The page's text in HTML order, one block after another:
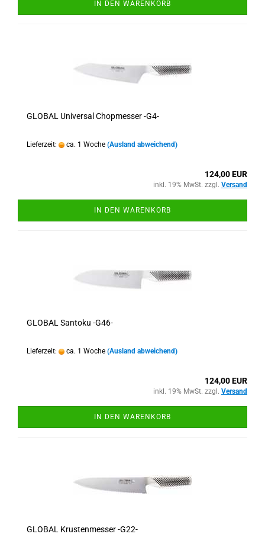
IN DEN WARENKORB
GLOBAL Universal Chopmesser -G4-
Lieferzeit: ca. 1 Woche (Ausland abweichend)
124,00 EUR
inkl. 19% MwSt. zzgl. Versand
IN DEN WARENKORB
GLOBAL Santoku -G46-
Lieferzeit: ca. 1 Woche (Ausland abweichend)
124,00 EUR
inkl. 19% MwSt. zzgl. Versand
IN DEN WARENKORB
GLOBAL Krustenmesser -G22-